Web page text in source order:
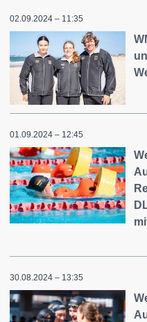
02.09.2024 – 11:35
01.09.2024 – 12:45
30.08.2024 – 13:35